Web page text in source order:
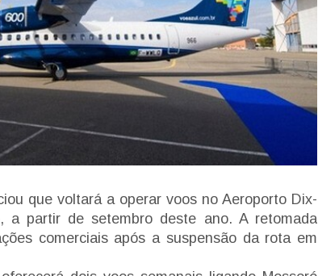
que voltará a operar voos no Aeroporto Dix-
a partir de setembro deste ano. A retomada
comerciais após a suspensão da rota em